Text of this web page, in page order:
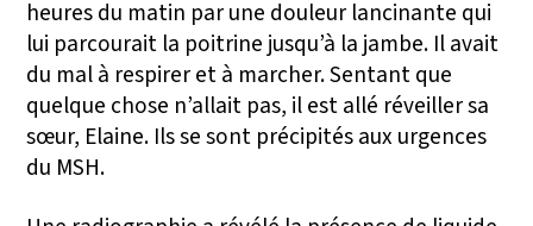
heures du matin par une douleur lancinante qui
lui parcourait la poitrine jusqu’à la jambe. Il avait
du mal à respirer et à marcher. Sentant que
quelque chose n’allait pas, il est allé réveiller sa
sœur, Elaine. Ils se sont précipités aux urgences
du MSH.